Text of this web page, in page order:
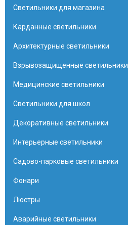
Светильники для магазина
Карданные светильники
Архитектурные светильники
Взрывозащищенные светильники
Медицинские светильники
Светильники для школ
Декоративные светильники
Интерьерные светильники
Садово-парковые светильники
Фонари
Люстры
Аварийные светильники